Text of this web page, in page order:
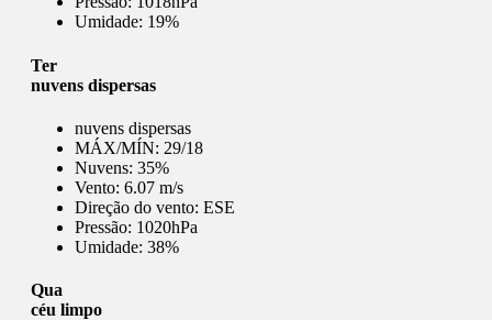
Umidade: 19%
Ter
nuvens dispersas
nuvens dispersas
MÁX/MÍN: 29/18
Nuvens: 35%
Vento: 6.07 m/s
Direção do vento: ESE
Pressão: 1020hPa
Umidade: 38%
Qua
céu limpo